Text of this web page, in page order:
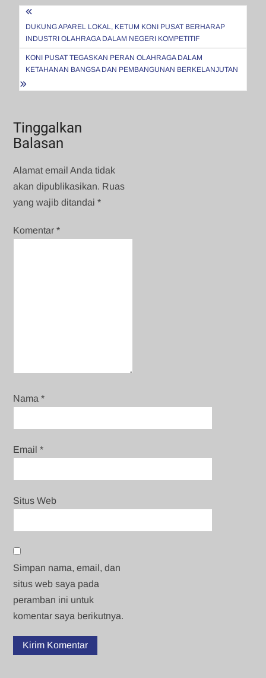
Navigasi
pos
DUKUNG APAREL LOKAL, KETUM KONI PUSAT BERHARAP
INDUSTRI OLAHRAGA DALAM NEGERI KOMPETITIF
KONI PUSAT TEGASKAN PERAN OLAHRAGA DALAM
KETAHANAN BANGSA DAN PEMBANGUNAN BERKELANJUTAN
Tinggalkan
Balasan
Alamat email Anda tidak
akan dipublikasikan. Ruas
yang wajib ditandai*
Komentar*
Nama*
Email*
Situs Web
Simpan nama, email, dan
situs web saya pada
peramban ini untuk
komentar saya berikutnya.